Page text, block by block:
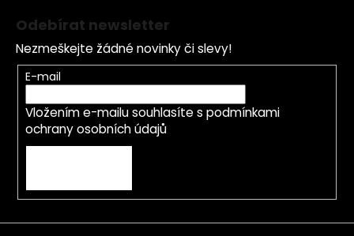
Odebírat newsletter
Nezmeškejte žádné novinky či slevy!
E-mail
Vložením e-mailu souhlasíte s podmínkami
ochrany osobních údajů